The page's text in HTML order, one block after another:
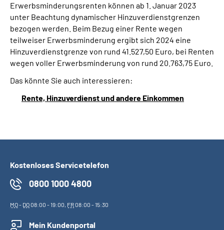
Language
Inhalte in Gebärdensprache (DGS)
Leichte Sprache
Erwerbsminderungsrenten können ab 1. Januar 2023
unter Beachtung dynamischer Hinzuverdienstgrenzen
bezogen werden. Beim Bezug einer Rente wegen
teilweiser Erwerbsminderung ergibt sich 2024 eine
Hinzuverdienstgrenze von rund 41.527,50 Euro, bei Renten
wegen voller Erwerbsminderung von rund 20.763,75 Euro.
Das könnte Sie auch interessieren:
Rente, Hinzuverdienst und andere Einkommen
Kostenloses Servicetelefon
0800 1000 4800
MO- DO08:00 - 19:00, FR08:00 - 15:30
Mein Kundenportal